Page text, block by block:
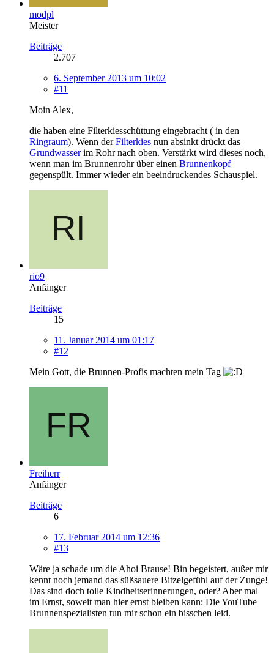
modpl
Meister
Beiträge
2.707
6. September 2013 um 10:02
#11
Moin Alex,
die haben eine Filterkiesschüttung eingebracht ( in den
Ringraum). Wenn derFilterkies nun absinkt drückt das
Grundwasserim Rohr nach oben. Verstärkt wird dieses noch,
wenn man im Brunnenrohr über einen Brunnenkopf
gegenspült. Immer wieder ein beeindruckendes Schauspiel.
rio9
Anfänger
Beiträge
15
11. Januar 2014 um 01:17
#12
Mein Gott, die Brunnen-Profis machten mein Tag
Freiherr
Anfänger
Beiträge
6
17. Februar 2014 um 12:36
#13
Wäre ja schade um die Ahoi Brause! Bin begeistert, außer mir
kennt noch jemand das süßsauere Bitzelgefühl auf der Zunge!
Das sind doch tolle Kindheitserinnerungen, oder? Aber mal
im Ernst, soweit man hier ernst bleiben kann: Die YouTube
Brunnenspezialisten tun mir schon ein bisschen leid.